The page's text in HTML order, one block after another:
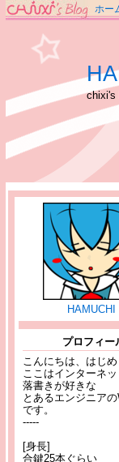
ホー
chixi's
HAMUCHI
プロフィー
こんにちは、はじめ
ここはインターネッ
落書きが好きな
とあるエンジニア
です。
-----
[身長]
合鍵25本ぐらい